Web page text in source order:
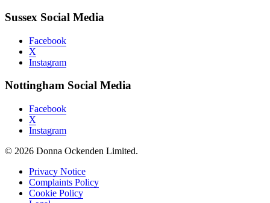
Sussex Social Media
Facebook
X
Instagram
Nottingham Social Media
Facebook
X
Instagram
© 2026 Donna Ockenden Limited.
Privacy Notice
Complaints Policy
Cookie Policy